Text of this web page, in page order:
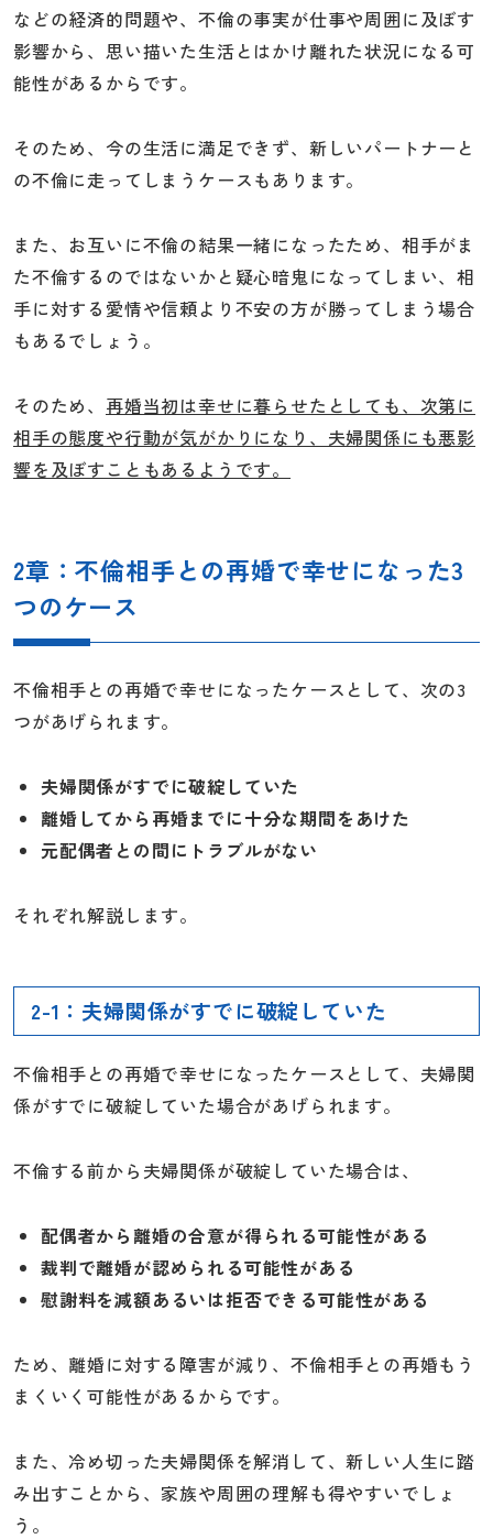
などの経済的問題や、不倫の事実が仕事や周囲に及ぼす
影響から、思い描いた生活とはかけ離れた状況になる可
能性があるからです。
そのため、今の生活に満足できず、新しいパートナーと
の不倫に走ってしまうケースもあります。
また、お互いに不倫の結果一緒になったため、相手がま
た不倫するのではないかと疑心暗鬼になってしまい、相
手に対する愛情や信頼より不安の方が勝ってしまう場合
もあるでしょう。
そのため、 再婚当初は幸せに暮らせたとしても、次第に
相手の態度や行動が気がかりになり、夫婦関係にも悪影
響を及ぼすこともあるようです。
2章：不倫相手との再婚で幸せになった3
つのケース
不倫相手との再婚で幸せになったケースとして、次の3
つがあげられます。
夫婦関係がすでに破綻していた
離婚してから再婚までに十分な期間をあけた
元配偶者との間にトラブルがない
それぞれ解説します。
2-1：夫婦関係がすでに破綻していた
不倫相手との再婚で幸せになったケースとして、夫婦関
係がすでに破綻していた場合があげられます。
不倫する前から夫婦関係が破綻していた場合は、
配偶者から離婚の合意が得られる可能性がある
裁判で離婚が認められる可能性がある
慰謝料を減額あるいは拒否できる可能性がある
ため、離婚に対する障害が減り、不倫相手との再婚もう
まくいく可能性があるからです。
また、冷め切った夫婦関係を解消して、新しい人生に踏
み出すことから、家族や周囲の理解も得やすいでしょ
う。